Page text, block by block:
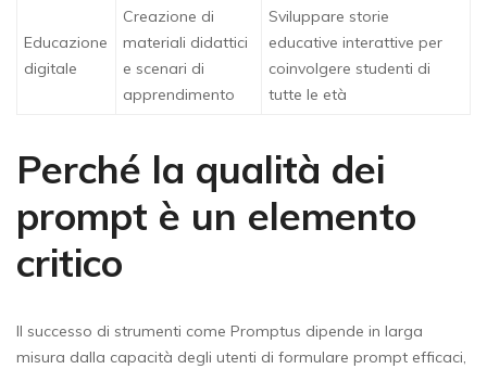
Educazione
digitale
Creazione di
materiali didattici
e scenari di
apprendimento
Sviluppare storie
educative interattive per
coinvolgere studenti di
tutte le età
Perché la qualità dei
prompt è un elemento
critico
Il successo di strumenti come Promptus dipende in larga
misura dalla capacità degli utenti di formulare prompt efficaci,